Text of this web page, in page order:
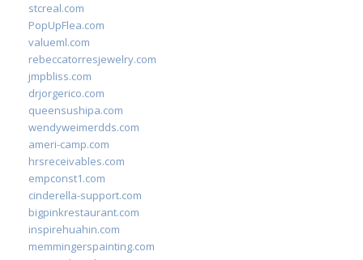
stcreal.com
PopUpFlea.com
valueml.com
rebeccatorresjewelry.com
jmpbliss.com
drjorgerico.com
queensushipa.com
wendyweimerdds.com
ameri-camp.com
hrsreceivables.com
empconst1.com
cinderella-support.com
bigpinkrestaurant.com
inspirehuahin.com
memmingerspainting.com